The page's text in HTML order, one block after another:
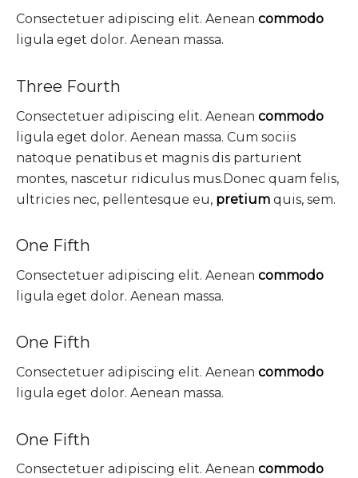
Consectetuer adipiscing elit. Aenean commodo
ligula eget dolor. Aenean massa.
Three Fourth
Consectetuer adipiscing elit. Aenean commodo
ligula eget dolor. Aenean massa. Cum sociis
natoque penatibus et magnis dis parturient
montes, nascetur ridiculus mus.Donec quam felis,
ultricies nec, pellentesque eu, pretium quis, sem.
One Fifth
Consectetuer adipiscing elit. Aenean commodo
ligula eget dolor. Aenean massa.
One Fifth
Consectetuer adipiscing elit. Aenean commodo
ligula eget dolor. Aenean massa.
One Fifth
Consectetuer adipiscing elit. Aenean commodo